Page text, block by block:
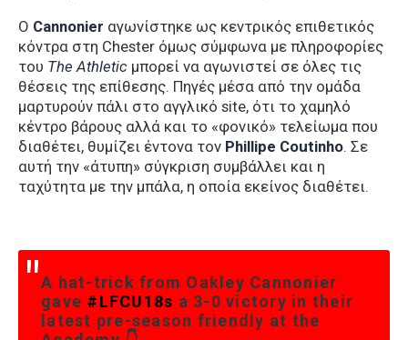
Ο Cannonier αγωνίστηκε ως κεντρικός επιθετικός
κόντρα στη Chester όμως σύμφωνα με πληροφορίες
του The Athletic μπορεί να αγωνιστεί σε όλες τις
θέσεις της επίθεσης. Πηγές μέσα από την ομάδα
μαρτυρούν πάλι στο αγγλικό site, ότι το χαμηλό
κέντρο βάρους αλλά και το «φονικό» τελείωμα που
διαθέτει, θυμίζει έντονα τον Phillipe Coutinho. Σε
αυτή την «άτυπη» σύγκριση συμβάλλει και η
ταχύτητα με την μπάλα, η οποία εκείνος διαθέτει.
A hat-trick from Oakley Cannonier
gave #LFCU18s a 3-0 victory in their
latest pre-season friendly at the